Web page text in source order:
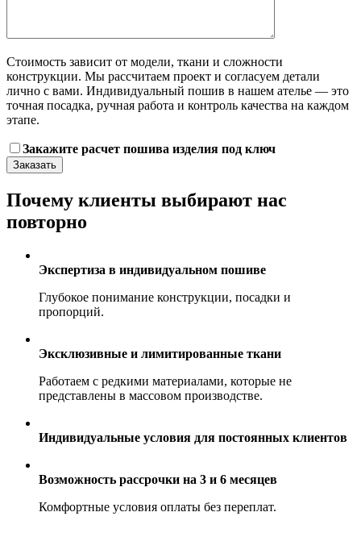
Стоимость зависит от модели, ткани и сложности
конструкции. Мы рассчитаем проект и согласуем детали
лично с вами. Индивидуальный пошив в нашем ателье — это
точная посадка, ручная работа и контроль качества на каждом
этапе.
Закажите расчет пошива изделия под ключ
Заказать
Почему клиенты выбирают нас
повторно
Экспертиза в индивидуальном пошиве
Глубокое понимание конструкции, посадки и
пропорций.
Эксклюзивные и лимитированные ткани
Работаем с редкими материалами, которые не
представлены в массовом производстве.
Индивидуальные условия для постоянных клиентов
Возможность рассрочки на 3 и 6 месяцев
Комфортные условия оплаты без переплат.